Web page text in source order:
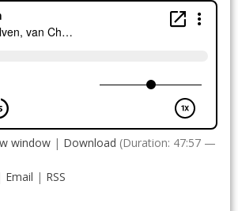
Ons verhaal
Smoelenboek
Vacatures
window | Download (Duration: 47:57 —
Email | RSS